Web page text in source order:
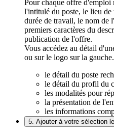
Pour chaque offre d'emploi
l'intitulé du poste, le lieu de
durée de travail, le nom de
premiers caractères du
publication de l'offre.
Vous accédez au détail
ou sur le logo sur la
le détail du poste
le détail du profil du
les modalités pour
la présentation de
les informations
5. Ajouter à votre sélection